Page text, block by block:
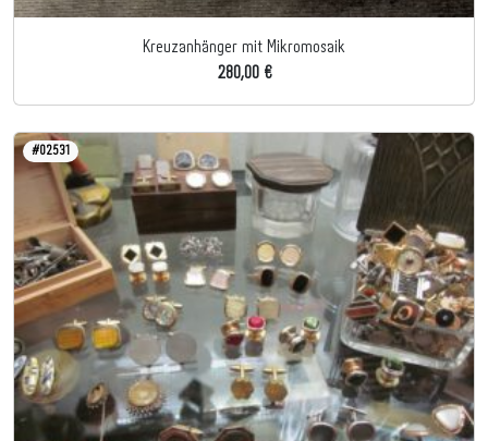
Kreuzanhänger mit Mikromosaik
280,00 €
#02531